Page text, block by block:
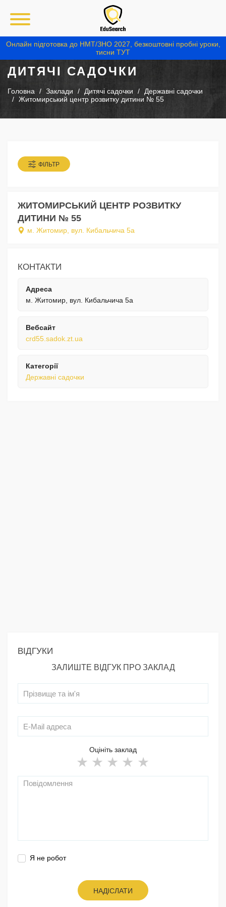
Онлайн підготовка до НМТ/ЗНО 2027, безкоштовні пробні уроки,
тисни ТУТ
ДИТЯЧІ САДОЧКИ
Головна Заклади Дитячі садочки
Державні садочки
Житомирський центр розвитку дитини № 55
ФІЛЬТР
ЖИТОМИРСЬКИЙ ЦЕНТР РОЗВИТКУ
ДИТИНИ № 55
м. Житомир, вул. Кибальчича 5а
КОНТАКТИ
Адреса
м. Житомир, вул. Кибальчича 5а
Вебсайт
crd55.sadok.zt.ua
Категорії
Державні садочки
ВІДГУКИ
ЗАЛИШТЕ ВІДГУК ПРО ЗАКЛАД
Оцініть заклад
Я не робот
НАДІСЛАТИ